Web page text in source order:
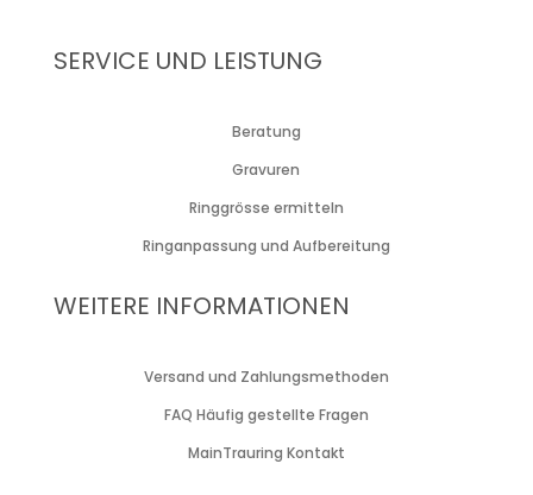
SERVICE UND LEISTUNG
Beratung
Gravuren
Ringgrösse ermitteln
Ringanpassung und Aufbereitung
WEITERE INFORMATIONEN
Versand und Zahlungsmethoden
FAQ Häufig gestellte Fragen
MainTrauring Kontakt